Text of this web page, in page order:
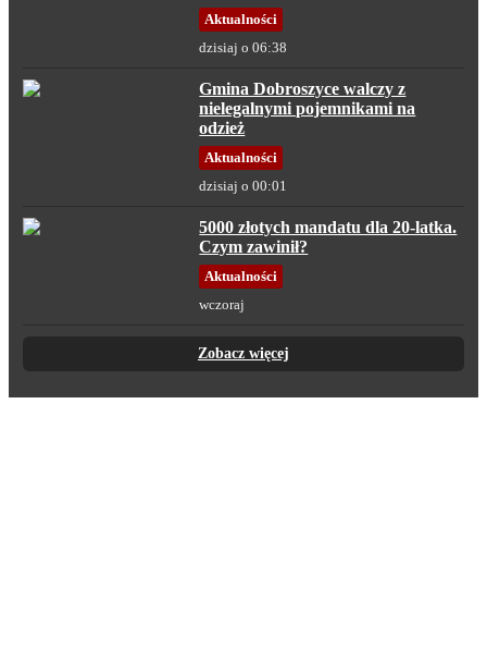
Aktualności
dzisiaj o 06:38
Gmina Dobroszyce walczy z
nielegalnymi pojemnikami na
odzież
Aktualności
dzisiaj o 00:01
5000 złotych mandatu dla 20-latka.
Czym zawinił?
Aktualności
wczoraj
Zobacz więcej